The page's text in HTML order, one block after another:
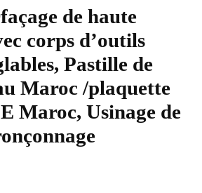
de haute
corps d’outils
Pastille de
Maroc /plaquette
Maroc, Usinage de